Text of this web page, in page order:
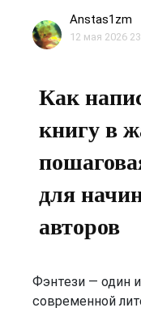
Anstas1zm
12 мая 2026
Как
книгу в
для
авторов
Фэнтези — один
современной